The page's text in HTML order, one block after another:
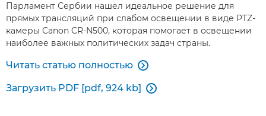
Парламент Сербии нашел идеальное решение для
прямых трансляций при слабом освещении в виде PTZ-
камеры Canon CR-N500, которая помогает в освещении
наиболее важных политических задач страны.
Читать статью полностью 
Загрузить PDF [pdf, 924 kb] 